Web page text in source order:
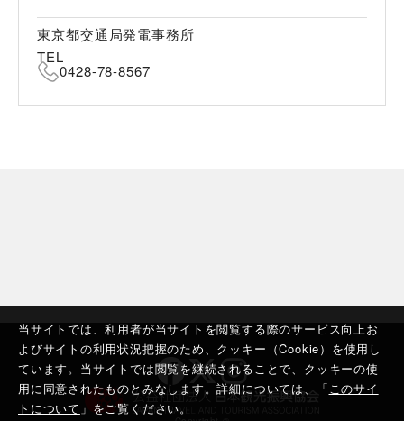
当サイトでは、利用者が当サイトを閲覧する際のサービス向上お
よびサイトの利用状況把握のため、クッキー（Cookie）を使用し
ています。当サイトでは閲覧を継続されることで、クッキーの使
用に同意されたものとみなします。詳細については、「このサイ
トについて 」をご覧ください。
東京都交通局発電事務所
TEL
0428-78-8567